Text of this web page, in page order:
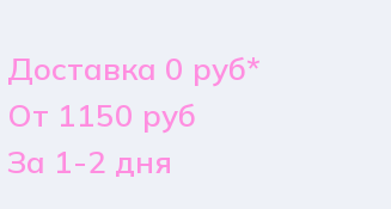
Доставка 0 руб*
От 1150 руб
За 1-2 дня